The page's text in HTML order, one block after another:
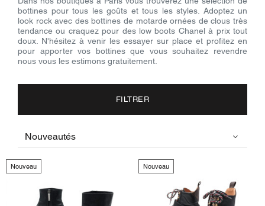
bottines pour tous les goûts et tous les styles. Adoptez un
look rock avec des bottines de motarde ornées de clous très
tendance ou craquez pour des low boots Chanel à prix tout
doux. N'hésitez à venir les essayer sur place et profitez en
pour apporter vos bottines que vous souhaitez revendre
nous vous les estimons gratuitement.
FILTRER
Nouveau Nouveau